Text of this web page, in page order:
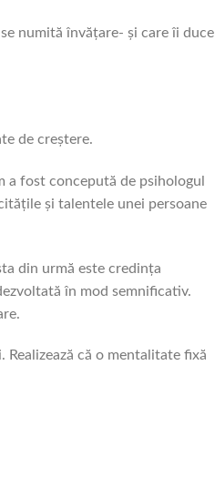
numită învățare- și care îi duce
de creștere.
a fost concepută de psihologul
și talentele unei persoane
din urmă este credința
în mod semnificativ.
că o mentalitate fixă